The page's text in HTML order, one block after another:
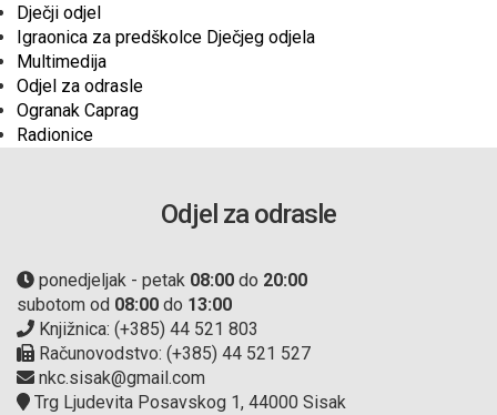
Dječji odjel
Igraonica za predškolce Dječjeg odjela
Multimedija
Odjel za odrasle
Ogranak Caprag
Radionice
Odjel za odrasle
ponedjeljak - petak 08:00 do 20:00
subotom od 08:00 do 13:00
Knjižnica: (+385) 44 521 803
Računovodstvo: (+385) 44 521 527
nkc.sisak@gmail.com
Trg Ljudevita Posavskog 1, 44000 Sisak